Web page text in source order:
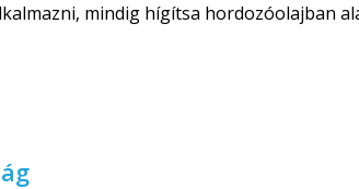
mindig hígítsa hordozóolajban